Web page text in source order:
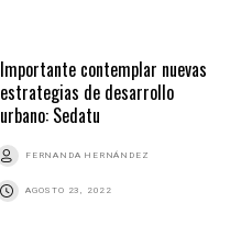
Importante contemplar nuevas
estrategias de desarrollo
urbano: Sedatu
FERNANDA HERNÁNDEZ
AGOSTO 23, 2022